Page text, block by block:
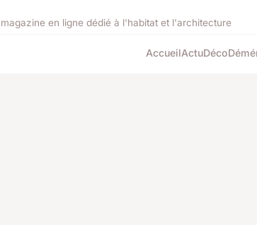
en ligne dédié à l'habitat et l'architecture
AccueilActuDéco